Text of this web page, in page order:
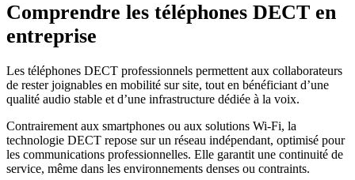
Comprendre les téléphones DECT en
entreprise
Les téléphones DECT professionnels permettent aux collaborateurs
de rester joignables en mobilité sur site, tout en bénéficiant d’une
qualité audio stable et d’une infrastructure dédiée à la voix.
Contrairement aux smartphones ou aux solutions Wi-Fi, la
technologie DECT repose sur un réseau indépendant, optimisé pour
les communications professionnelles. Elle garantit une continuité de
service, même dans les environnements denses ou contraints.